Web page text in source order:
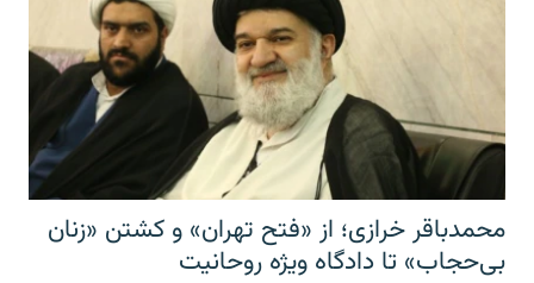
محمدباقر خرازی؛ از «فتح تهران» و کشتن «زنان
بی‌حجاب» تا دادگاه ویژه روحانیت